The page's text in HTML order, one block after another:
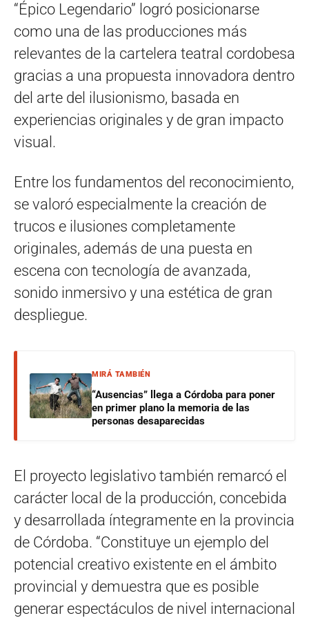
“Épico Legendario” logró posicionarse
como una de las producciones más
relevantes de la cartelera teatral cordobesa
gracias a una propuesta innovadora dentro
del arte del ilusionismo, basada en
experiencias originales y de gran impacto
visual.
Entre los fundamentos del reconocimiento,
se valoró especialmente la creación de
trucos e ilusiones completamente
originales, además de una puesta en
escena con tecnología de avanzada,
sonido inmersivo y una estética de gran
despliegue.
MIRÁ TAMBIÉN
“Ausencias” llega a Córdoba para poner
en primer plano la memoria de las
personas desaparecidas
El proyecto legislativo también remarcó el
carácter local de la producción, concebida
y desarrollada íntegramente en la provincia
de Córdoba. “Constituye un ejemplo del
potencial creativo existente en el ámbito
provincial y demuestra que es posible
generar espectáculos de nivel internacional